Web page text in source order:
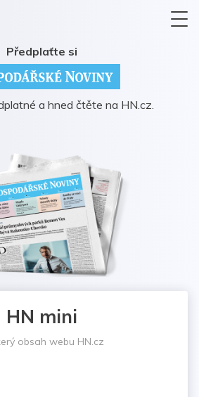
Předplaťte si
a hned čtěte na HN.cz.
HN mini
obsah webu HN.cz